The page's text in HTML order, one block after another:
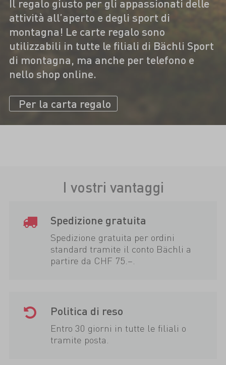
Il regalo giusto per gli appassionati delle
attività all’aperto e degli sport di
montagna! Le carte regalo sono
utilizzabili in tutte le filiali di Bächli Sport
di montagna, ma anche per telefono e
nello shop online.
Per la carta regalo
I vostri vantaggi
Spedizione gratuita
Spedizione gratuita per ordini
standard tramite il conto Bächli a
partire da CHF 75.–.
Politica di reso
Entro 30 giorni in tutte le filiali o
tramite posta.